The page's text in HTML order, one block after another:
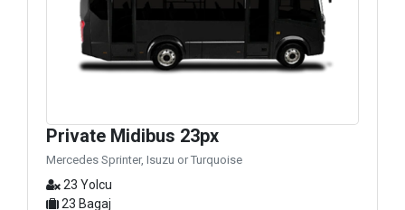
Private Midibus 23px
Mercedes Sprinter, Isuzu or Turquoise
23 Yolcu
23 Bagaj